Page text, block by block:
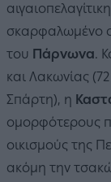
σκαρφαλωμένο
του Πάρνωνα.
και Λακωνίας
Σπάρτη), η
ομορφότερους
οικισμούς της
ακόμη την